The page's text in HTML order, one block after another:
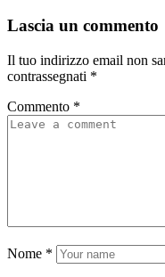
Lascia un commento
Il tuo indirizzo email non
contrassegnati *
Commento *
Nome *